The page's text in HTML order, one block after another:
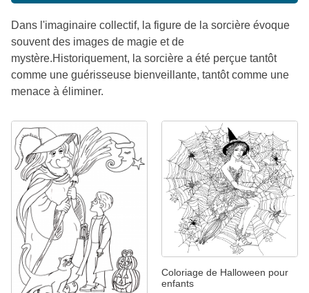
Dans l'imaginaire collectif, la figure de la sorcière évoque
souvent des images de magie et de
mystère.Historiquement, la sorcière a été perçue tantôt
comme une guérisseuse bienveillante, tantôt comme une
menace à éliminer.
Coloriage de Halloween pour
enfants